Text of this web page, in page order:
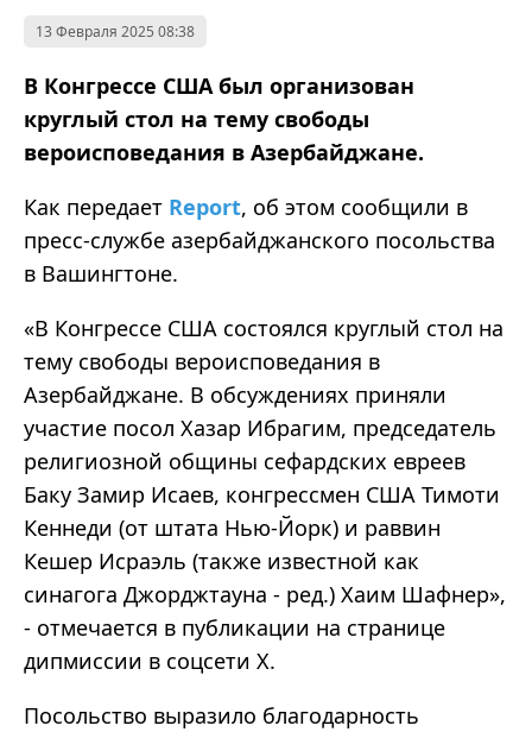
13 Февраля 2025 08:38
В Конгрессе США был организован
круглый стол на тему свободы
вероисповедания в Азербайджане.
Как передает Report, об этом сообщили в
пресс-службе азербайджанского посольства
в Вашингтоне.
«В Конгрессе США состоялся круглый стол на
тему свободы вероисповедания в
Азербайджане. В обсуждениях приняли
участие посол Хазар Ибрагим, председатель
религиозной общины сефардских евреев
Баку Замир Исаев, конгрессмен США Тимоти
Кеннеди (от штата Нью-Йорк) и раввин
Кешер Исраэль (также известной как
синагога Джорджтауна - ред.) Хаим Шафнер»,
- отмечается в публикации на странице
дипмиссии в соцсети Х.
Посольство выразило благодарность